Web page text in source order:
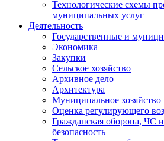
Технологические схемы
муниципальных услуг
Деятельность
Государственные и
Экономика
Закупки
Сельское хозяйство
Архивное дело
Архитектура
Муниципальное хозяйство
Оценка регулирующего
Гражданская оборона, ЧС
безопасность